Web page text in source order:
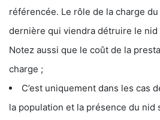
référencée. Le rôle de la charge
dernière qui viendra détruire le
Notez aussi que le coût de la
charge ;
C’est uniquement dans les cas
la population et la présence du nid